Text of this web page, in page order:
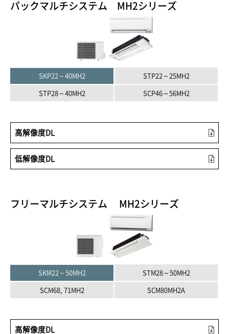
パックマルチシステム MH2シリーズ
SKP22～40MH2 STP22～25MH2
STP28～40MH2 SCP46～56MH2
高解像度DL
低解像度DL
フリーマルチシステム MH2シリーズ
SKM22～50MH2 STM28～50MH2
SCM68, 71MH2 SCM80MH2A
高解像度DL